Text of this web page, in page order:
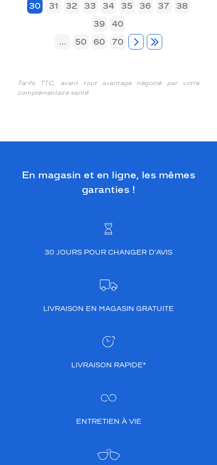
30
31 32 33 34 35 36 37
38
39
40
...
50 60 70
Tarifs TTC, avant tout avantage négocié par votre
complémentaire santé
En magasin et en ligne, les mêmes
garanties !
30 JOURS POUR CHANGER D’AVIS
LIVRAISON EN MAGASIN GRATUITE
LIVRAISON RAPIDE*
ENTRETIEN À VIE